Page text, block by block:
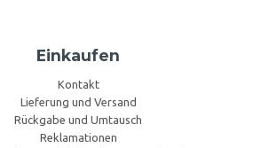
Einkaufen
Kontakt
Lieferung und Versand
Rückgabe und Umtausch
Reklamationen